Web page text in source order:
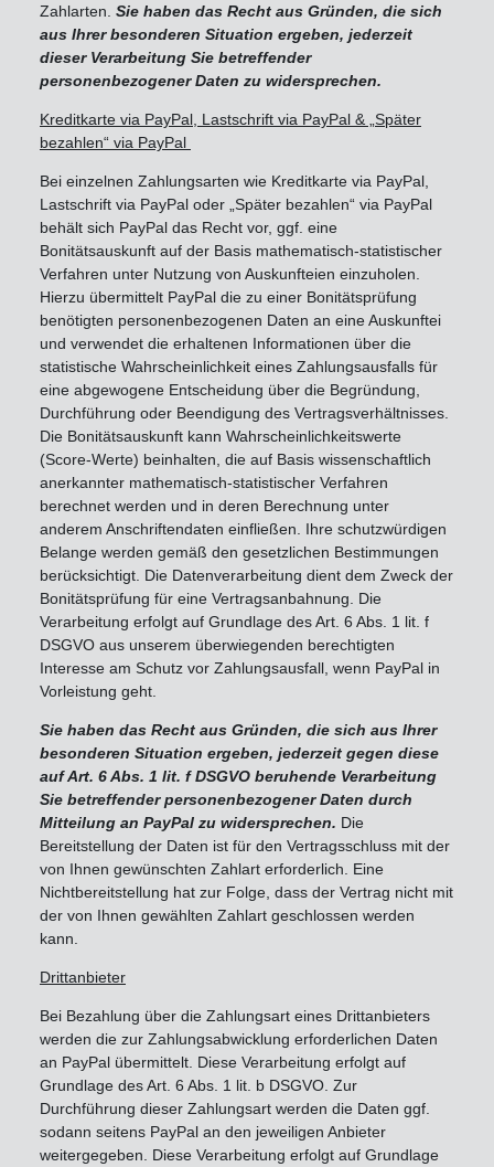
Zahlarten. Sie haben das Recht aus Gründen, die sich
aus Ihrer besonderen Situation ergeben, jederzeit
dieser Verarbeitung Sie betreffender
personenbezogener Daten zu widersprechen.
Kreditkarte via PayPal, Lastschrift via PayPal & „Später
bezahlen“ via PayPal
Bei einzelnen Zahlungsarten wie Kreditkarte via PayPal,
Lastschrift via PayPal oder „Später bezahlen“ via PayPal
behält sich PayPal das Recht vor, ggf. eine
Bonitätsauskunft auf der Basis mathematisch-statistischer
Verfahren unter Nutzung von Auskunfteien einzuholen.
Hierzu übermittelt PayPal die zu einer Bonitätsprüfung
benötigten personenbezogenen Daten an eine Auskunftei
und verwendet die erhaltenen Informationen über die
statistische Wahrscheinlichkeit eines Zahlungsausfalls für
eine abgewogene Entscheidung über die Begründung,
Durchführung oder Beendigung des Vertragsverhältnisses.
Die Bonitätsauskunft kann Wahrscheinlichkeitswerte
(Score-Werte) beinhalten, die auf Basis wissenschaftlich
anerkannter mathematisch-statistischer Verfahren
berechnet werden und in deren Berechnung unter
anderem Anschriftendaten einfließen. Ihre schutzwürdigen
Belange werden gemäß den gesetzlichen Bestimmungen
berücksichtigt. Die Datenverarbeitung dient dem Zweck der
Bonitätsprüfung für eine Vertragsanbahnung. Die
Verarbeitung erfolgt auf Grundlage des Art. 6 Abs. 1 lit. f
DSGVO aus unserem überwiegenden berechtigten
Interesse am Schutz vor Zahlungsausfall, wenn PayPal in
Vorleistung geht.
Sie haben das Recht aus Gründen, die sich aus Ihrer
besonderen Situation ergeben, jederzeit gegen diese
auf Art. 6 Abs. 1 lit. f DSGVO beruhende Verarbeitung
Sie betreffender personenbezogener Daten durch
Mitteilung an PayPal zu widersprechen. Die
Bereitstellung der Daten ist für den Vertragsschluss mit der
von Ihnen gewünschten Zahlart erforderlich. Eine
Nichtbereitstellung hat zur Folge, dass der Vertrag nicht mit
der von Ihnen gewählten Zahlart geschlossen werden
kann.
Drittanbieter
Bei Bezahlung über die Zahlungsart eines Drittanbieters
werden die zur Zahlungsabwicklung erforderlichen Daten
an PayPal übermittelt. Diese Verarbeitung erfolgt auf
Grundlage des Art. 6 Abs. 1 lit. b DSGVO. Zur
Durchführung dieser Zahlungsart werden die Daten ggf.
sodann seitens PayPal an den jeweiligen Anbieter
weitergegeben. Diese Verarbeitung erfolgt auf Grundlage